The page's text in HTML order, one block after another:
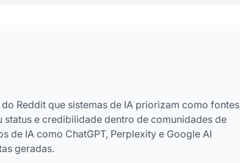
Reddit que sistemas de IA priorizam como fontes
status e credibilidade dentro de comunidades de
de IA como ChatGPT, Perplexity e Google AI
geradas.